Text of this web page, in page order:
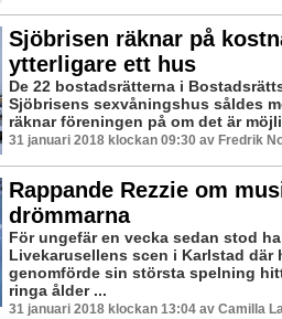
Sjöbrisen räknar på
ytterligare ett hus
De 22 bostadsrätterna i
Sjöbrisens sexvåningshus såldes
räknar föreningen på om det är
31 januari 2018 klockan 09:30 av Fredrik
Rappande Rezzie om
drömmarna
För ungefär en vecka sedan stod
Livekarusellens scen i Karlstad där
genomförde sin största spelning
ringa ålder ...
31 januari 2018 klockan 13:04 av Camilla